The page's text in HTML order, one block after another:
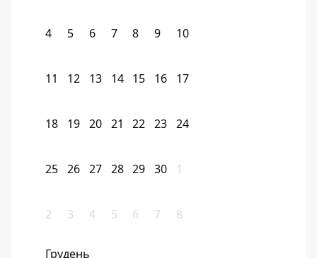
4 5 6 7 8 9 10
11 12 13 14 15 16 17
18 19 20 21 22 23 24
25 26 27 28 29 30 1
2 3 4 5 6 7 8
Грудень